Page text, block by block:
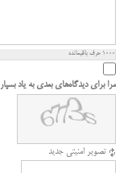
1000 حرف باقیمانده
مرا برای دیدگاه‌های بعدی به یاد بسپار
تصویر امنیتی جدید